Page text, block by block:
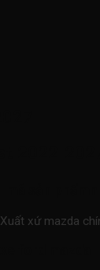
Xuất xứ mazda